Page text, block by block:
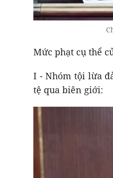
Mức phạt cụ thể
I - Nhóm tội lừa
tệ qua biên giới: